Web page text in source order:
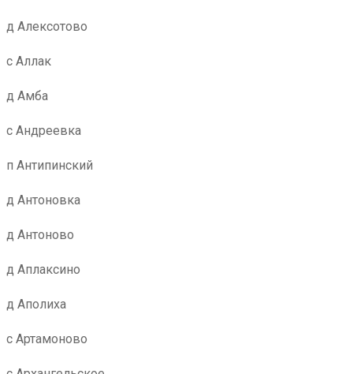
д Алексотово
с Аллак
д Амба
с Андреевка
п Антипинский
д Антоновка
д Антоново
д Аплаксино
д Аполиха
с Артамоново